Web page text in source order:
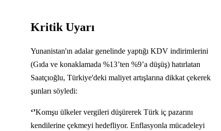
Kritik Uyarı
Yunanistan'ın adalar genelinde yaptığı KDV indirimlerini
(Gıda ve konaklamada %13’ten %9’a düşüş) hatırlatan
Saatçıoğlu, Türkiye'deki maliyet artışlarına dikkat çekerek
şunları söyledi:
‘’Komşu ülkeler vergileri düşürerek Türk iç pazarını
kendilerine çekmeyi hedefliyor. Enflasyonla mücadeleyi